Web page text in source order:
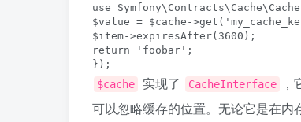
use
$value = $cache-
$item->expiresAfter(3600);
return 'foobar';
$cache 实现了 CacheInterface
可以忽略缓存的位置。无论它是在内